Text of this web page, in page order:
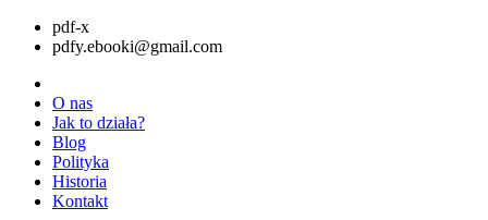
pdf-x
pdfy.ebooki@gmail.com
O nas
Jak to działa?
Blog
Polityka
Historia
Kontakt